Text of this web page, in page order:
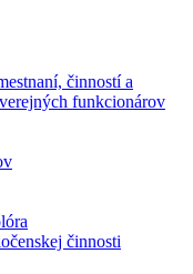
činností a
funkcionárov
činnosti